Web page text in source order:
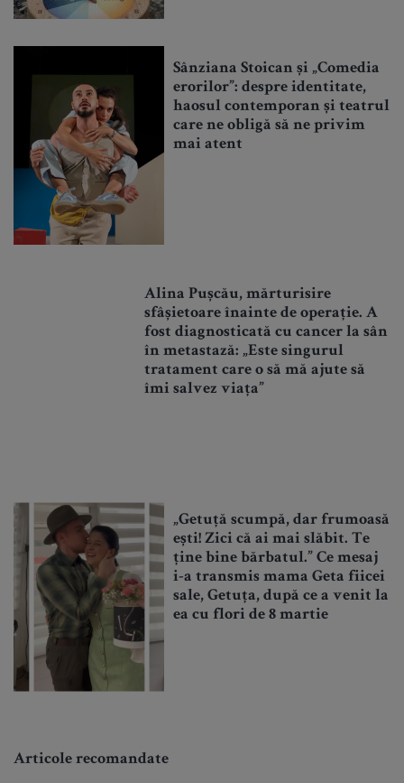
Sânziana Stoican și „Comedia
erorilor”: despre identitate,
haosul contemporan și teatrul
care ne obligă să ne privim
mai atent
Alina Pușcău, mărturisire
sfâșietoare înainte de operație. A
fost diagnosticată cu cancer la sân
în metastază: „Este singurul
tratament care o să mă ajute să
îmi salvez viața”
„Getuță scumpă, dar frumoasă
ești! Zici că ai mai slăbit. Te
ține bine bărbatul.” Ce mesaj
i-a transmis mama Geta fiicei
sale, Getuța, după ce a venit la
ea cu flori de 8 martie
Articole recomandate